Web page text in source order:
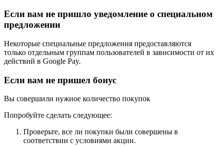
Если вам не пришло уведомление о специальном
предложении
Некоторые специальные предложения предоставляются
только отдельным группам пользователей в зависимости от их
действий в Google Pay.
Если вам не пришел бонус
Вы совершили нужное количество покупок
Попробуйте сделать следующее:
Проверьте, все ли покупки были совершены в
соответствии с условиями акции.